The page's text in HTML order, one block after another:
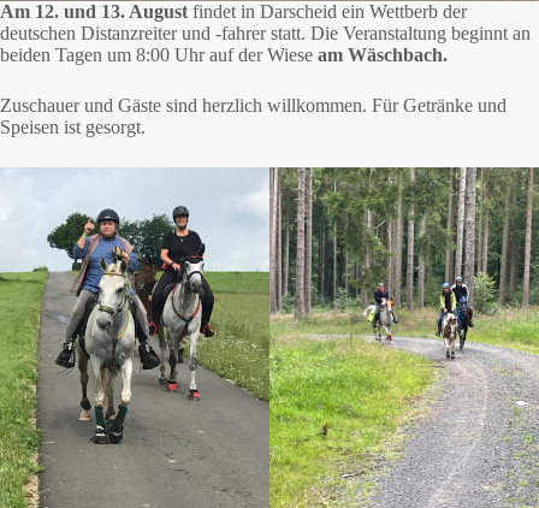
Am 12. und 13. August findet in Darscheid ein Wettberb der
deutschen Distanzreiter und -fahrer statt. Die Veranstaltung beginnt an
beiden Tagen um 8:00 Uhr auf der Wiese am Wäschbach.
Zuschauer und Gäste sind herzlich willkommen. Für Getränke und
Speisen ist gesorgt.